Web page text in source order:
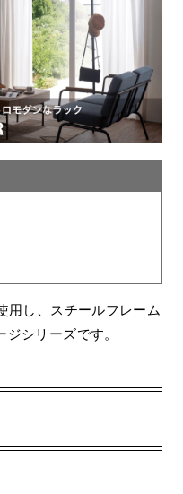
用し、スチールフレーム
シリーズです。